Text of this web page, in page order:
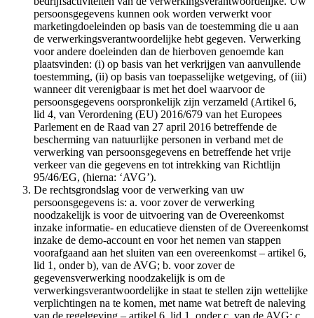
persoonsgegevens kunnen ook worden verwerkt voor
marketingdoeleinden op basis van de toestemming die u aan
de verwerkingsverantwoordelijke hebt gegeven. Verwerking
voor andere doeleinden dan de hierboven genoemde kan
plaatsvinden: (i) op basis van het verkrijgen van aanvullende
toestemming, (ii) op basis van toepasselijke wetgeving, of (iii)
wanneer dit verenigbaar is met het doel waarvoor de
persoonsgegevens oorspronkelijk zijn verzameld (Artikel 6,
lid 4, van Verordening (EU) 2016/679 van het Europees
Parlement en de Raad van 27 april 2016 betreffende de
bescherming van natuurlijke personen in verband met de
verwerking van persoonsgegevens en betreffende het vrije
verkeer van die gegevens en tot intrekking van Richtlijn
95/46/EG, (hierna: ‘AVG’).
De rechtsgrondslag voor de verwerking van uw
persoonsgegevens is: a. voor zover de verwerking
noodzakelijk is voor de uitvoering van de Overeenkomst
inzake informatie- en educatieve diensten of de Overeenkomst
inzake de demo-account en voor het nemen van stappen
voorafgaand aan het sluiten van een overeenkomst – artikel 6,
lid 1, onder b), van de AVG; b. voor zover de
gegevensverwerking noodzakelijk is om de
verwerkingsverantwoordelijke in staat te stellen zijn wettelijke
verplichtingen na te komen, met name wat betreft de naleving
van de regelgeving – artikel 6, lid 1, onder c, van de AVG; c.